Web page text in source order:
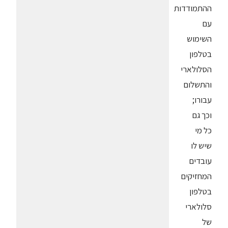
ההתמודדות
עם
השימוש
בטלפון
הסלולארי
והתשלום
עבורו;
וכך גם
כל מי
שיש לו
עובדים
המחזיקים
בטלפון
סלולארי
של